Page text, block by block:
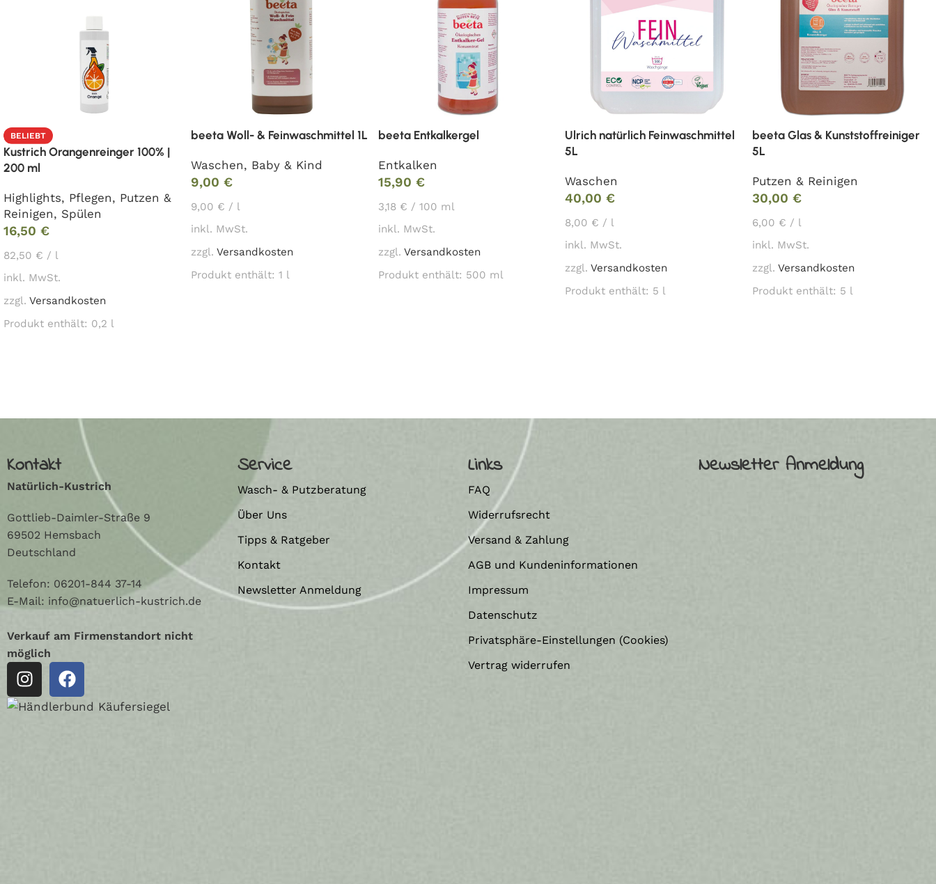
BELIEBT
Kustrich Orangenreinger 100% |
200 ml
Highlights, Pflegen, Putzen &
Reinigen, Spülen
16,50 €
82,50 € / l
inkl. MwSt.
zzgl. Versandkosten
Produkt enthält: 0,2 l
beeta Woll- & Feinwaschmittel 1L
Waschen, Baby & Kind
9,00 €
9,00 € / l
inkl. MwSt.
zzgl. Versandkosten
Produkt enthält: 1 l
beeta Entkalkergel
Entkalken
15,90 €
3,18 € / 100 ml
inkl. MwSt.
zzgl. Versandkosten
Produkt enthält: 500 ml
Ulrich natürlich Feinwaschmittel
5L
Waschen
40,00€
8,00 € / l
inkl. MwSt.
zzgl.Versandkosten
Produkt enthält: 5 l
beeta Glas & Kunststoffreiniger
5L
Putzen & Reinigen
30,00€
6,00 € / l
inkl. MwSt.
zzgl.Versandkosten
Produkt enthält: 5 l
Kontakt
Natürlich-Kustrich
Gottlieb-Daimler-Straße 9
69502 Hemsbach
Deutschland
Telefon: 06201-844 37-14
E-Mail: info@natuerlich-kustrich.de
Verkauf am Firmenstandort nicht
möglich
Service
Wasch- & Putzberatung
Über Uns
Tipps & Ratgeber
Kontakt
Newsletter Anmeldung
Links
FAQ
Widerrufsrecht
Versand & Zahlung
AGB und Kundeninformationen
Impressum
Datenschutz
Privatsphäre-Einstellungen (Cookies)
Vertrag widerrufen
Newsletter Anmeldung